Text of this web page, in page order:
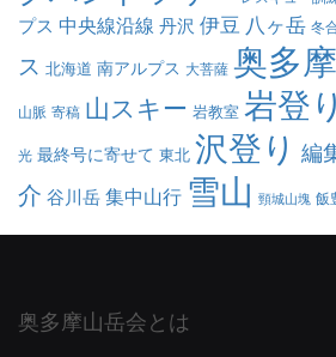
プス 中央線沿線 丹沢 伊豆 八ヶ岳 冬
ス 北海道 南アルプス 大菩薩 奥多摩
山脈 寄稿 山スキー 岩教室 岩登り
光 最終号に寄せて 東北 沢登り 編
介 谷川岳集中山行 雪山 頸城山塊 飯
奥多摩山岳会とは